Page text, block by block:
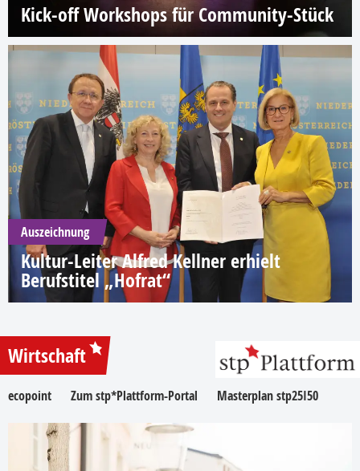
Kick-off Workshops für Community-Stück
Auszeichnung
Kultur-Leiter Alfred Kellner erhielt
Berufstitel „Hofrat“
Wirtschaft
ecopoint Zum stp*Plattform-Portal Masterplan stp25I50